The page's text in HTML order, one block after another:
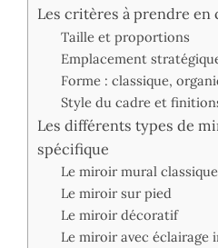
Les critères à prendre en
Taille et proportions
Emplacement
Forme : classique,
Style du cadre et
Les différents types de
spécifique
Le miroir mural classique
Le miroir sur pied
Le miroir décoratif
Le miroir avec éclairage